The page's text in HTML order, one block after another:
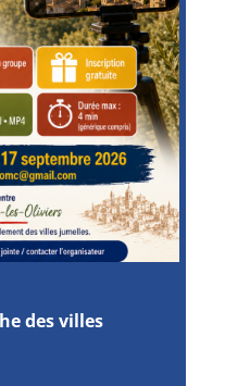
des villes